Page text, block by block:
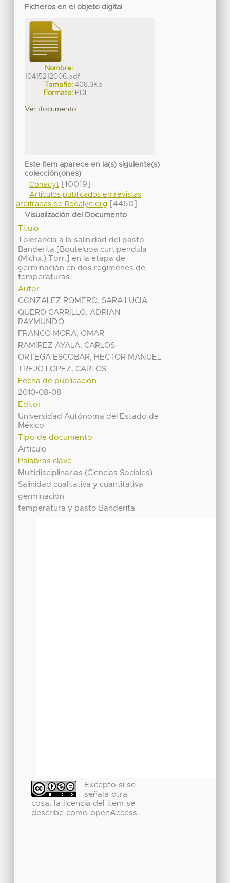
Ficheros en el objeto digital
Nombre:
10415212006.pdf
Tamaño: 408.3Kb
Formato: PDF
Ver documento
Este ítem aparece en la(s) siguiente(s)
colección(ones)
Conacyt[10019]
Artículos publicados en revistas
arbitradas de Redalyc.org
[4450]
Visualización del Documento
Título
Tolerancia a la salinidad del pasto
Banderita [Bouteluoa curtipendula
(Michx.) Torr.] en la etapa de
germinación en dos regímenes de
temperaturas
Autor
GONZALEZ ROMERO, SARA LUCIA
QUERO CARRILLO, ADRIAN
RAYMUNDO
FRANCO MORA, OMAR
RAMIREZ AYALA, CARLOS
ORTEGA ESCOBAR, HECTOR MANUEL
TREJO LOPEZ, CARLOS
Fecha de publicación
2010-08-08
Editor
Universidad Autónoma del Estado de
México
Tipo de documento
Artículo
Palabras clave
Multidisciplinarias (Ciencias Sociales)
Salinidad cualitativa y cuantitativa
germinación
temperatura y pasto Banderita
Excepto si se
señala otra
cosa, la licencia del ítem se
describe como openAccess